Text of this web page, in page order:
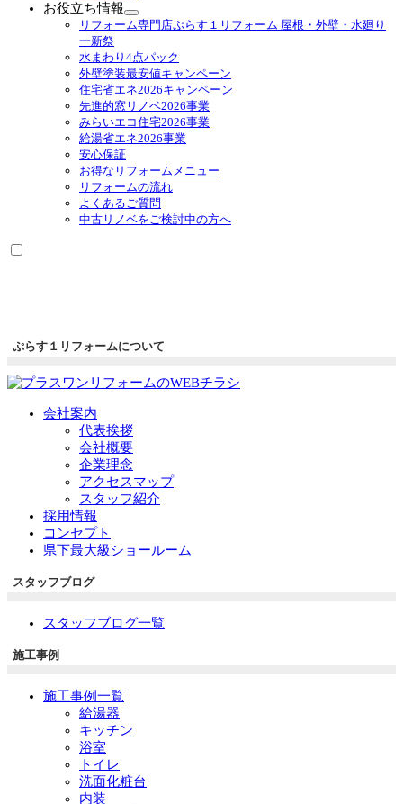
ニ
ュ
を
展
開
お役立ち情報
サ
メ
ニ
ュ
ー
を
展
リフォーム専門店ぷらす１リフォーム 屋根・外壁・水廻り
一新祭
水まわり4点パック
外壁塗装最安値キャンペーン
住宅省エネ2026キャンペーン
先進的窓リノベ2026事業
みらいエコ住宅2026事業
給湯省エネ2026事業
安心保証
お得なリフォームメニュー
リフォームの流れ
よくあるご質問
中古リノベをご検討中の方へ
ぷらす１リフォームについて
会社案内
代表挨拶
会社概要
企業理念
アクセスマップ
スタッフ紹介
採用情報
コンセプト
県下最大級ショールーム
スタッフブログ
スタッフブログ一覧
施工事例
施工事例一覧
給湯器
キッチン
浴室
トイレ
洗面化粧台
内装